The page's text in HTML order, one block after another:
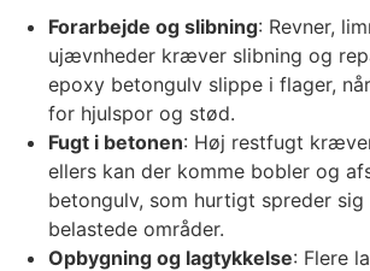
Forarbejde og slibning: Revner,
ujævnheder kræver slibning og
epoxy betongulv slippe i flager, når
for hjulspor og stød.
Fugt i betonen: Høj restfugt
ellers kan der komme bobler og
betongulv, som hurtigt spreder sig
belastede områder.
Opbygning og lagtykkelse: Flere